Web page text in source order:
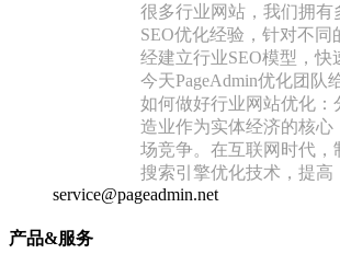
很多行业网站，我们拥有
SEO优化经验，针对不同
经建立行业SEO模型，快
今天PageAdmin优化团队
如何做好行业网站优化：
造业作为实体经济的核心
场竞争。在互联网时代，
搜索引擎优化技术，提高
service@pageadmin.net
产品&服务